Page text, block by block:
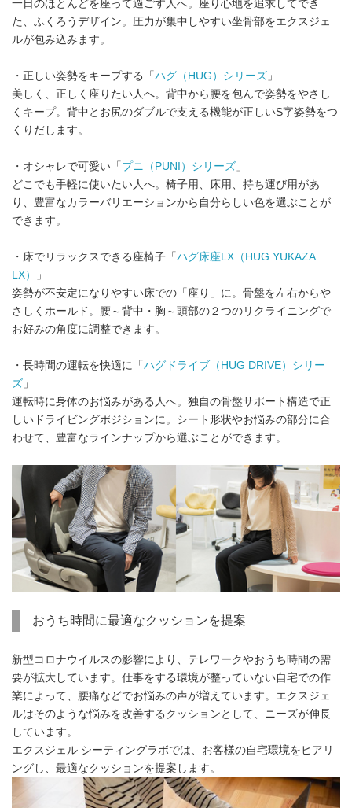
一日のほとんどを座って過ごす人へ。座り心地を追求してでき
た、ふくろうデザイン。圧力が集中しやすい坐骨部をエクスジェ
ルが包み込みます。
・正しい姿勢をキープする「 ハグ（HUG）シリーズ 」
美しく、正しく座りたい人へ。背中から腰を包んで姿勢をやさし
くキープ。背中とお尻のダブルで支える機能が正しいS字姿勢をつ
くりだします。
・オシャレで可愛い「 プニ（PUNI）シリーズ 」
どこでも手軽に使いたい人へ。椅子用、床用、持ち運び用があ
り、豊富なカラーバリエーションから自分らしい色を選ぶことが
できます。
・床でリラックスできる座椅子「 ハグ床座LX（HUG YUKAZA
LX）
」
姿勢が不安定になりやすい床での「座り」に。骨盤を左右からや
さしくホールド。腰～背中・胸～頭部の２つのリクライニングで
お好みの角度に調整できます。
・長時間の運転を快適に「 ハグドライブ（HUG DRIVE）シリー
ズ 」
運転時に身体のお悩みがある人へ。独自の骨盤サポート構造で正
しいドライビングポジションに。シート形状やお悩みの部分に合
わせて、豊富なラインナップから選ぶことができます。
おうち時間に最適なクッションを提案
新型コロナウイルスの影響により、テレワークやおうち時間の需
要が拡大しています。仕事をする環境が整っていない自宅での作
業によって、腰痛などでお悩みの声が増えています。エクスジェ
ルはそのような悩みを改善するクッションとして、ニーズが伸長
しています。
エクスジェル シーティングラボでは、お客様の自宅環境をヒアリ
ングし、最適なクッションを提案します。